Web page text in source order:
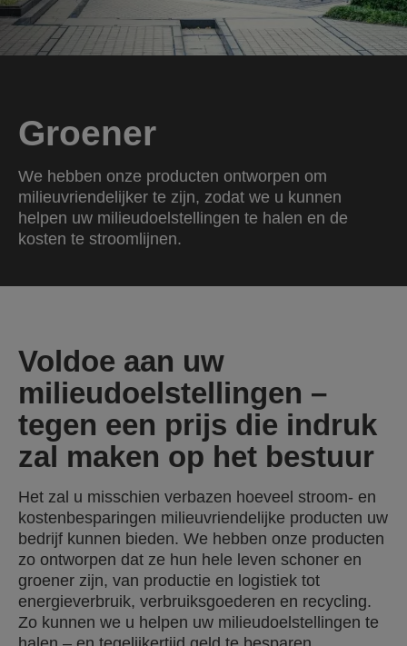
Groener
We hebben onze producten ontworpen om
milieuvriendelijker te zijn, zodat we u kunnen
helpen uw milieudoelstellingen te halen en de
kosten te stroomlijnen.
Voldoe aan uw
milieudoelstellingen –
tegen een prijs die indruk
zal maken op het bestuur
Het zal u misschien verbazen hoeveel stroom- en
kostenbesparingen milieuvriendelijke producten uw
bedrijf kunnen bieden. We hebben onze producten
zo ontworpen dat ze hun hele leven schoner en
groener zijn, van productie en logistiek tot
energieverbruik, verbruiksgoederen en recycling.
Zo kunnen we u helpen uw milieudoelstellingen te